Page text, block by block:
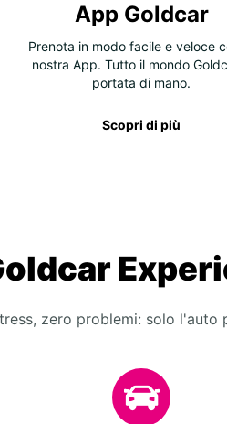
App Goldcar
Prenota in modo facile e veloce
nostra App. Tutto il mondo
portata di mano.
Scopri di più
zero problemi: solo l'auto